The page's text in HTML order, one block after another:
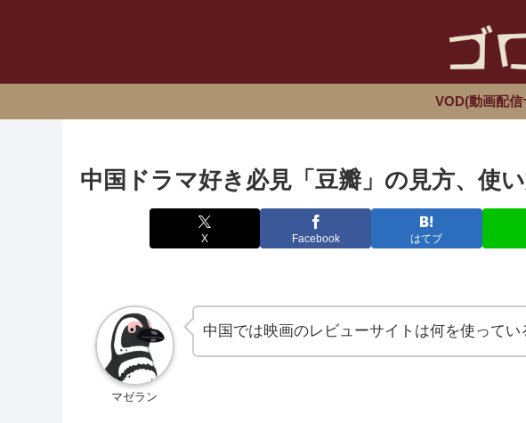
VOD(動画配信
中国ドラマ好き必見「豆瓣」の見方、使
X Facebook はてブ
マゼラン
中国では映画のレビューサイトは何を使ってい